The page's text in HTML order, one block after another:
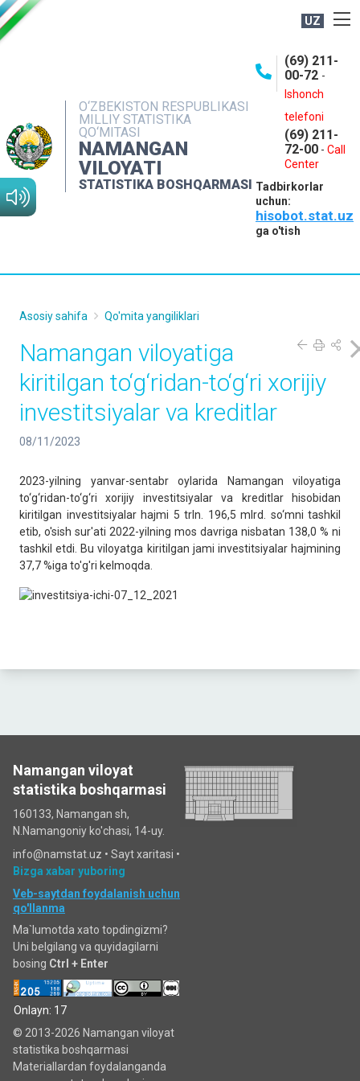
UZ
O‘ZBEKISTON RESPUBLIKASI
MILLIY STATISTIKA
QO‘MITASI
NAMANGAN
VILOYATI
STATISTIKA BOSHQARMASI
(69) 211-
00-72 -
Ishonch
telefoni
(69) 211-
72-00 - Call
Center
Tadbirkorlar
uchun:
hisobot.stat.uz
ga o'tish
NASHRLAR
INTERAKTIV XIZMATLAR
MATBUOT XIZMATI
MUROJAATLAR
Asosiy sahifa Qo'mita yangiliklari
Namangan viloyatiga
kiritilgan to‘g‘ridan-to‘g‘ri xorijiy
investitsiyalar va kreditlar
08/11/2023
2023-yilning yanvar-sentabr oylarida Namangan viloyatiga
to‘g‘ridan-to‘g‘ri xorijiy investitsiyalar va kreditlar hisobidan
kiritilgan investitsiyalar hajmi 5 trln. 196,5 mlrd. so‘mni tashkil
etib, o'sish sur'ati 2022-yilning mos davriga nisbatan 138,0 % ni
tashkil etdi. Bu viloyatga kiritilgan jami investitsiyalar hajmining
37,7 %iga to'g'ri kelmoqda.
Namangan viloyat
statistika boshqarmasi
160133, Namangan sh,
N.Namangoniy ko'chasi, 14-uy.
info@namstat.uz • Sayt xaritasi •
Bizga xabar yuboring
Veb-saytdan foydalanish uchun
qo'llanma
Ma`lumotda xato topdingizmi?
Uni belgilang va quyidagilarni
bosing Ctrl + Enter
Onlayn: 17
© 2013-2026 Namangan viloyat
statistika boshqarmasi
Materiallardan foydalanganda